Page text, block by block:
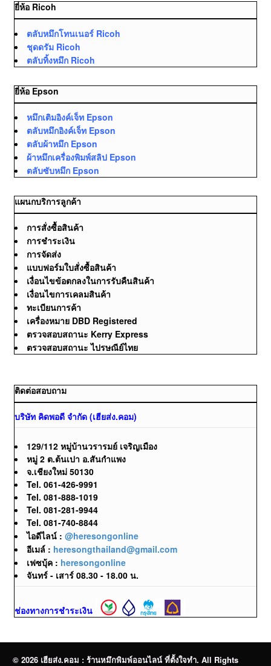
ยี่ห้อ Ricoh
ตลับหมึกโทนเนอร์ Ricoh
ชุดดรัม Ricoh
ตลับทิ้งหมึก Ricoh
ยี่ห้อ Epson
หมึกเติมอิงค์เจ็ท Epson
ตลับหมึกอิงค์เจ็ท Epson
ตลับผ้าหมึก Epson
ผ้าหมึกเครื่องพิมพ์สลิป Epson
ตลับซับหมึก Epson
แผนกบริการลูกค้า
การสั่งซื้อสินค้า
การชำระเงิน
การจัดส่ง
แบบฟอร์มใบสั่งซื้อสินค้า
เงื่อนไขข้อตกลงในการรับคืนสินค้า
เงื่อนไขการเคลมสินค้า
ทะเบียนการค้า
เครื่องหมาย DBD Registered
ตรวจสอบสถานะ Kerry Express
ตรวจสอบสถานะ ไปรษณีย์ไทย
ติดต่อสอบถาม
บริษัท คิดพอดี จำกัด (เฮียส่ง.คอม)
129/112 หมู่บ้านวรารมย์ เจริญเมือง
หมู่ 2 ต.ต้นเปา อ.สันกำแพง
จ.เชียงใหม่ 50130
Tel. 061-426-9991
Tel. 081-888-1019
Tel. 081-281-9944
Tel. 081-740-8844
ไอดีไลน์ : @heresongonline
อีเมล์ : heresongthailand@gmail.com
เฟซบุ้ค : heresongonline
จันทร์ - เสาร์ 08.30 - 18.00 น.
ช่องทางการชำระเงิน
© 2026 เฮียส่ง.คอม : ร้านหมึกพิมพ์ออนไลน์ ที่ตั้งใจทำ. All Rights